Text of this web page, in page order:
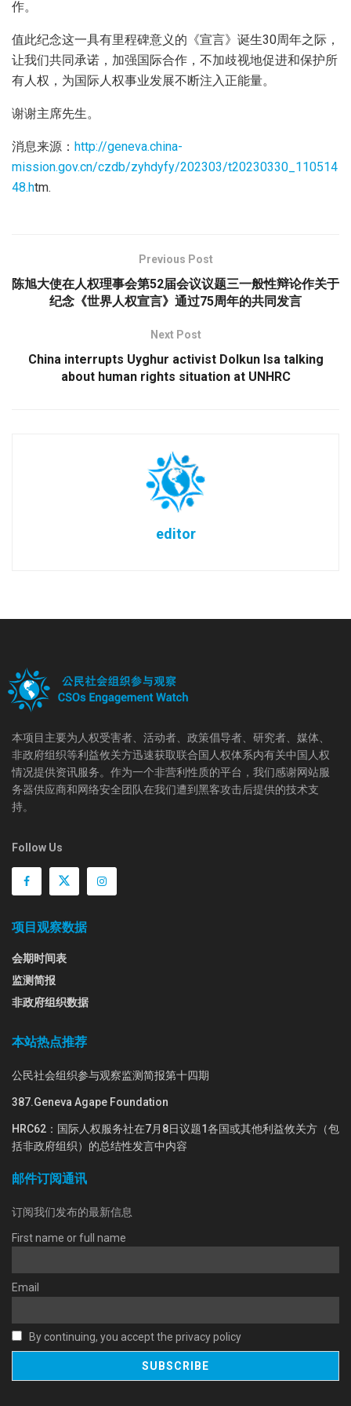
作。
值此纪念这一具有里程碑意义的《宣言》诞生30周年之际，
让我们共同承诺，加强国际合作，不加歧视地促进和保护所
有人权，为国际人权事业发展不断注入正能量。
谢谢主席先生。
消息来源： http://geneva.china-
mission.gov.cn/czdb/zyhdyfy/202303/t20230330_110514
48.htm.
Previous Post
陈旭大使在人权理事会第52届会议议题三一般性辩论作关于
纪念《世界人权宣言》通过75周年的共同发言
Next Post
China interrupts Uyghur activist Dolkun Isa talking
about human rights situation at UNHRC
editor
本项目主要为人权受害者、活动者、政策倡导者、研究者、媒体、
非政府组织等利益攸关方迅速获取联合国人权体系内有关中国人权
情况提供资讯服务。作为一个非营利性质的平台，我们感谢网站服
务器供应商和网络安全团队在我们遭到黑客攻击后提供的技术支
持。
Follow Us
项目观察数据
会期时间表
监测简报
非政府组织数据
本站热点推荐
公民社会组织参与观察监测简报第十四期
387.Geneva Agape Foundation
HRC62：国际人权服务社在7月8日议题1各国或其他利益攸关方（包
括非政府组织）的总结性发言中内容
邮件订阅通讯
订阅我们发布的最新信息
First name or full name
Email
By continuing, you accept the privacy policy